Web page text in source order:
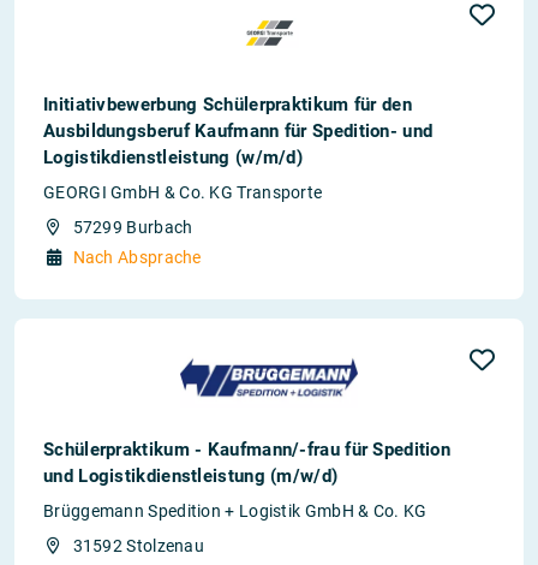
Initiativbewerbung Schülerpraktikum für den
Ausbildungsberuf Kaufmann für Spedition- und
Logistikdienstleistung (w/m/d)
GEORGI GmbH & Co. KG Transporte
57299 Burbach
Nach Absprache
Schülerpraktikum - Kaufmann/-frau für Spedition
und Logistikdienstleistung (m/w/d)
Brüggemann Spedition + Logistik GmbH & Co. KG
31592 Stolzenau